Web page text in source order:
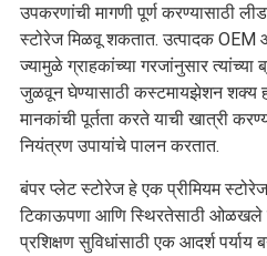
उपकरणांची मागणी पूर्ण करण्यासाठी
स्टोरेज मिळवू शकतात. उत्पादक OEM
ज्यामुळे ग्राहकांच्या गरजांनुसार त्यांच्या
जुळवून घेण्यासाठी कस्टमायझेशन शक्य
मानकांची पूर्तता करते याची खात्री
नियंत्रण उपायांचे पालन करतात.
बंपर प्लेट स्टोरेज हे एक प्रीमियम
टिकाऊपणा आणि स्थिरतेसाठी ओळखले
प्रशिक्षण सुविधांसाठी एक आदर्श